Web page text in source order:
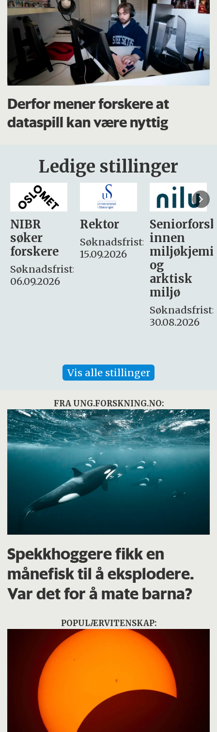
Derfor mener forskere at
dataspill kan være nyttig
Ledige stillinger
Rektor
Søknadsfrist:
15.09.2026
Seniorforsker
innen
miljøkjemi
søker
– fast
Søknadsfrist:
16. august.
Vis alle stillinger
FRA UNG.FORSKNING.NO:
Spekkhoggere fikk en
månefisk til å eksplodere.
Var det for å mate barna?
POPULÆRVITENSKAP: